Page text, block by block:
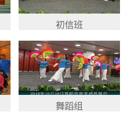
初信班
舞蹈组